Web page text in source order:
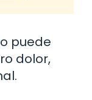
puede
dolor,